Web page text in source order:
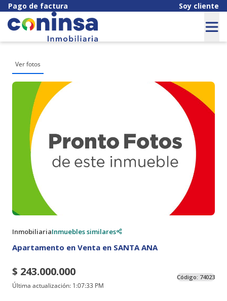
Pago de factura Soy cliente
Ver fotos
InmobiliariaInmuebles similares
Apartamento en Venta en SANTA ANA
$ 243.000.000
Última actualización: 1:07:33 PM
Código: 74023